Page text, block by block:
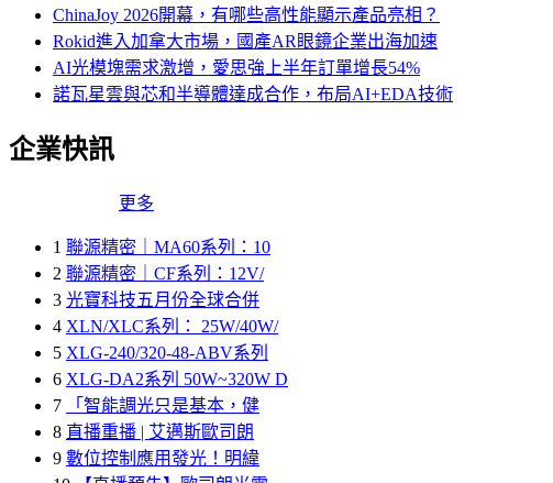
ChinaJoy 2026開幕，有哪些高性能顯示產品亮相？
Rokid進入加拿大市場，國產AR眼鏡企業出海加速
AI光模塊需求激增，愛思強上半年訂單增長54%
諾瓦星雲與芯和半導體達成合作，布局AI+EDA技術
企業快訊
更多
1 聯源精密｜MA60系列：10
2 聯源精密｜CF系列：12V/
3 光寶科技五月份全球合併
4 XLN/XLC系列： 25W/40W/
5 XLG-240/320-48-ABV系列
6 XLG-DA2系列 50W~320W D
7
「智能調光只是基本，健
8 直播重播 | 艾邁斯歐司朗
9 數位控制應用發光！明緯